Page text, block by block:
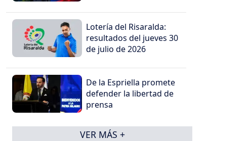
Lotería del Risaralda:
resultados del jueves 30
de julio de 2026
De la Espriella promete
defender la libertad de
prensa
VER MÁS +